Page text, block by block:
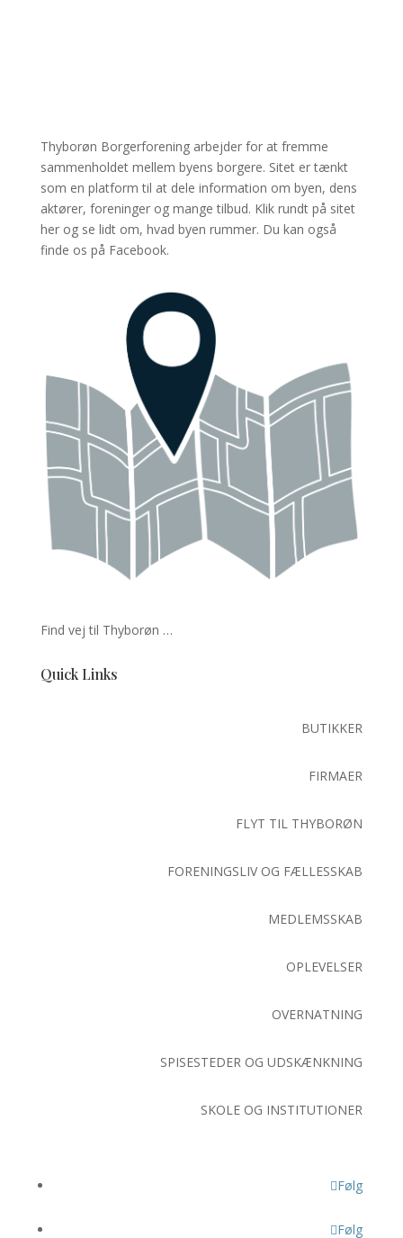
Thyborøn Borgerforening arbejder for at fremme
sammenholdet mellem byens borgere. Sitet er tænkt
som en platform til at dele information om byen, dens
aktører, foreninger og mange tilbud. Klik rundt på sitet
her og se lidt om, hvad byen rummer. Du kan også
finde os på Facebook.
Find vej til Thyborøn …
Quick Links
BUTIKKER
FIRMAER
FLYT TIL THYBORØN
FORENINGSLIV OG FÆLLESSKAB
MEDLEMSSKAB
OPLEVELSER
OVERNATNING
SPISESTEDER OG UDSKÆNKNING
SKOLE OG INSTITUTIONER
Følg
Følg